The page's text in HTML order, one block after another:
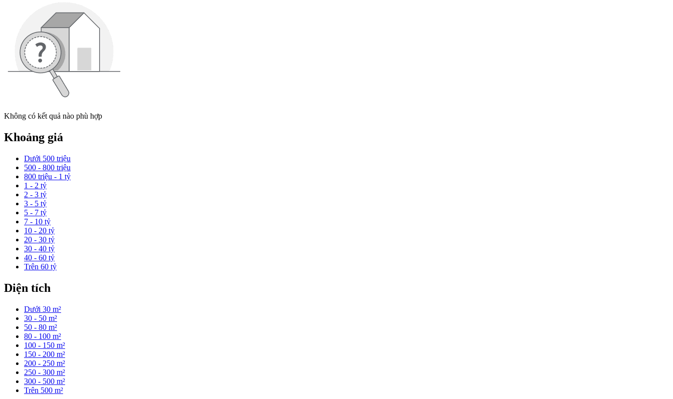
Không có kết quả nào phù hợp
Khoảng giá
Dưới 500 triệu
500 - 800 triệu
800 triệu - 1 tỷ
1 - 2 tỷ
2 - 3 tỷ
3 - 5 tỷ
5 - 7 tỷ
7 - 10 tỷ
10 - 20 tỷ
20 - 30 tỷ
30 - 40 tỷ
40 - 60 tỷ
Trên 60 tỷ
Diện tích
Dưới 30 m²
30 - 50 m²
50 - 80 m²
80 - 100 m²
100 - 150 m²
150 - 200 m²
200 - 250 m²
250 - 300 m²
300 - 500 m²
Trên 500 m²